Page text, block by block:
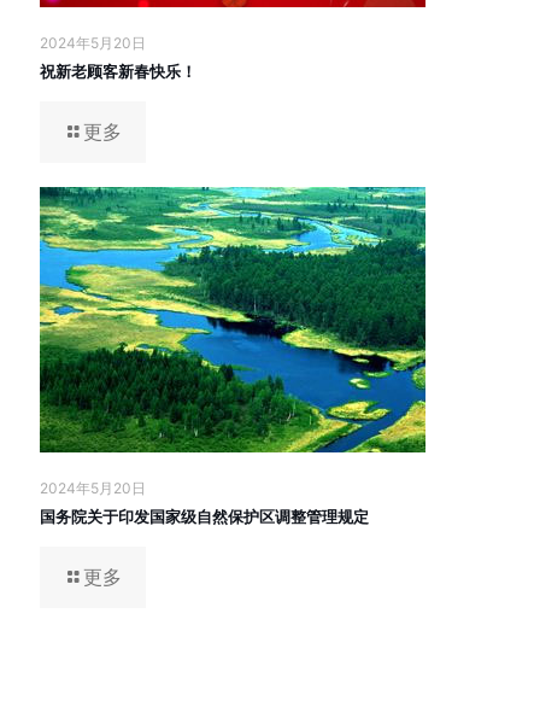
2024年5月20日
祝新老顾客新春快乐！
更多
2024年5月20日
国务院关于印发国家级自然保护区调整管理规定
更多